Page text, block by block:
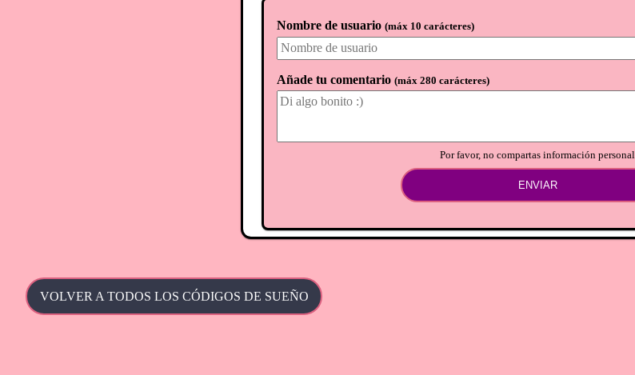
Nombre de usuario (máx 10 carácteres)
Añade tu comentario (máx 280 carácteres)
Por favor, no compartas información personal
ENVIAR
VOLVER A TODOS LOS CÓDIGOS DE SUEÑO